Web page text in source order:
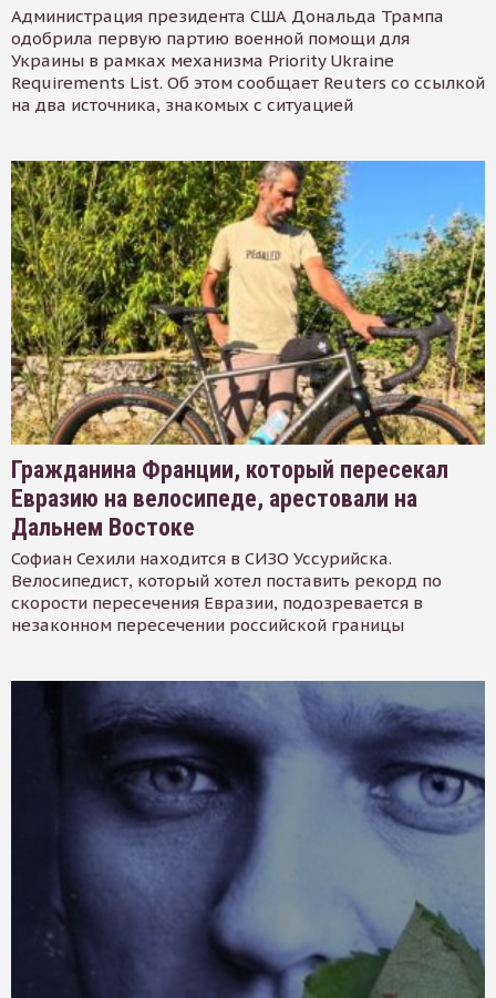
Администрация президента США Дональда Трампа
одобрила первую партию военной помощи для
Украины в рамках механизма Priority Ukraine
Requirements List. Об этом сообщает Reuters со ссылкой
на два источника, знакомых с ситуацией
Гражданина Франции, который пересекал
Евразию на велосипеде, арестовали на
Дальнем Востоке
Софиан Сехили находится в СИЗО Уссурийска.
Велосипедист, который хотел поставить рекорд по
скорости пересечения Евразии, подозревается в
незаконном пересечении российской границы